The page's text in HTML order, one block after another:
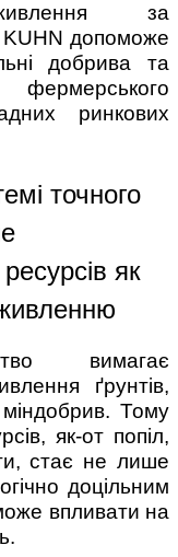
за
KUHN допоможе
добрива та
ринкових
точного
як
вимагає
ґрунтів,
Тому
як-от попіл,
стає не лише
доцільним
впливати на